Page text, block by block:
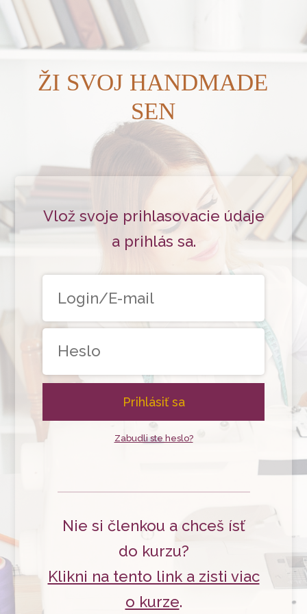
ŽI SVOJ HANDMADE
SEN
Vlož svoje prihlasovacie údaje
a prihlás sa.
Prihlásiť sa
Zabudli ste heslo?
Nie si členkou a chceš ísť
do kurzu?
Klikni na tento link a zisti viac
o kurze.